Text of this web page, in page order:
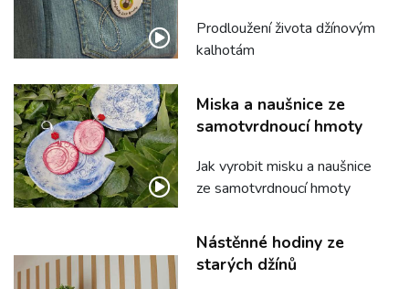
Prodloužení života džínovým
kalhotám
Miska a naušnice ze
samotvrdnoucí hmoty
Jak vyrobit misku a naušnice
ze samotvrdnoucí hmoty
Nástěnné hodiny ze
starých džínů